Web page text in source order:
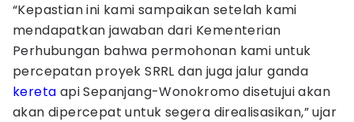
“Kepastian ini kami sampaikan setelah kami
mendapatkan jawaban dari Kementerian
Perhubungan bahwa permohonan kami untuk
percepatan proyek SRRL dan juga jalur ganda
kereta api Sepanjang-Wonokromo disetujui akan
akan dipercepat untuk segera direalisasikan,” ujar